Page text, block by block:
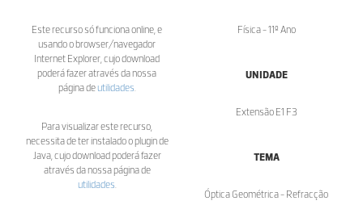
Este recurso só funciona online, e
usando o browser/navegador
Internet Explorer, cujo download
poderá fazer através da nossa
página deutilidades
Para visualizar este recurso,
necessita de ter instalado o plugin de
Java, cujo download poderá fazer
através da nossa página de
utilidades
Física - 11º Ano
UNIDADE
Extensão E1 F3
TEMA
Óptica Geométrica - Refracção